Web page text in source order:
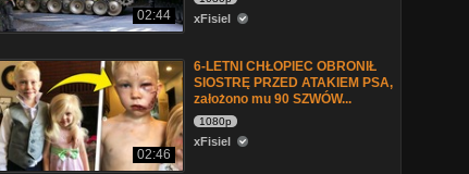
02:44 xFisiel
02:46
6-LETNI CHŁOPIEC OBRONIŁ
SIOSTRĘ PRZED ATAKIEM PSA,
założono mu 90 SZWÓW...
1080p
xFisiel